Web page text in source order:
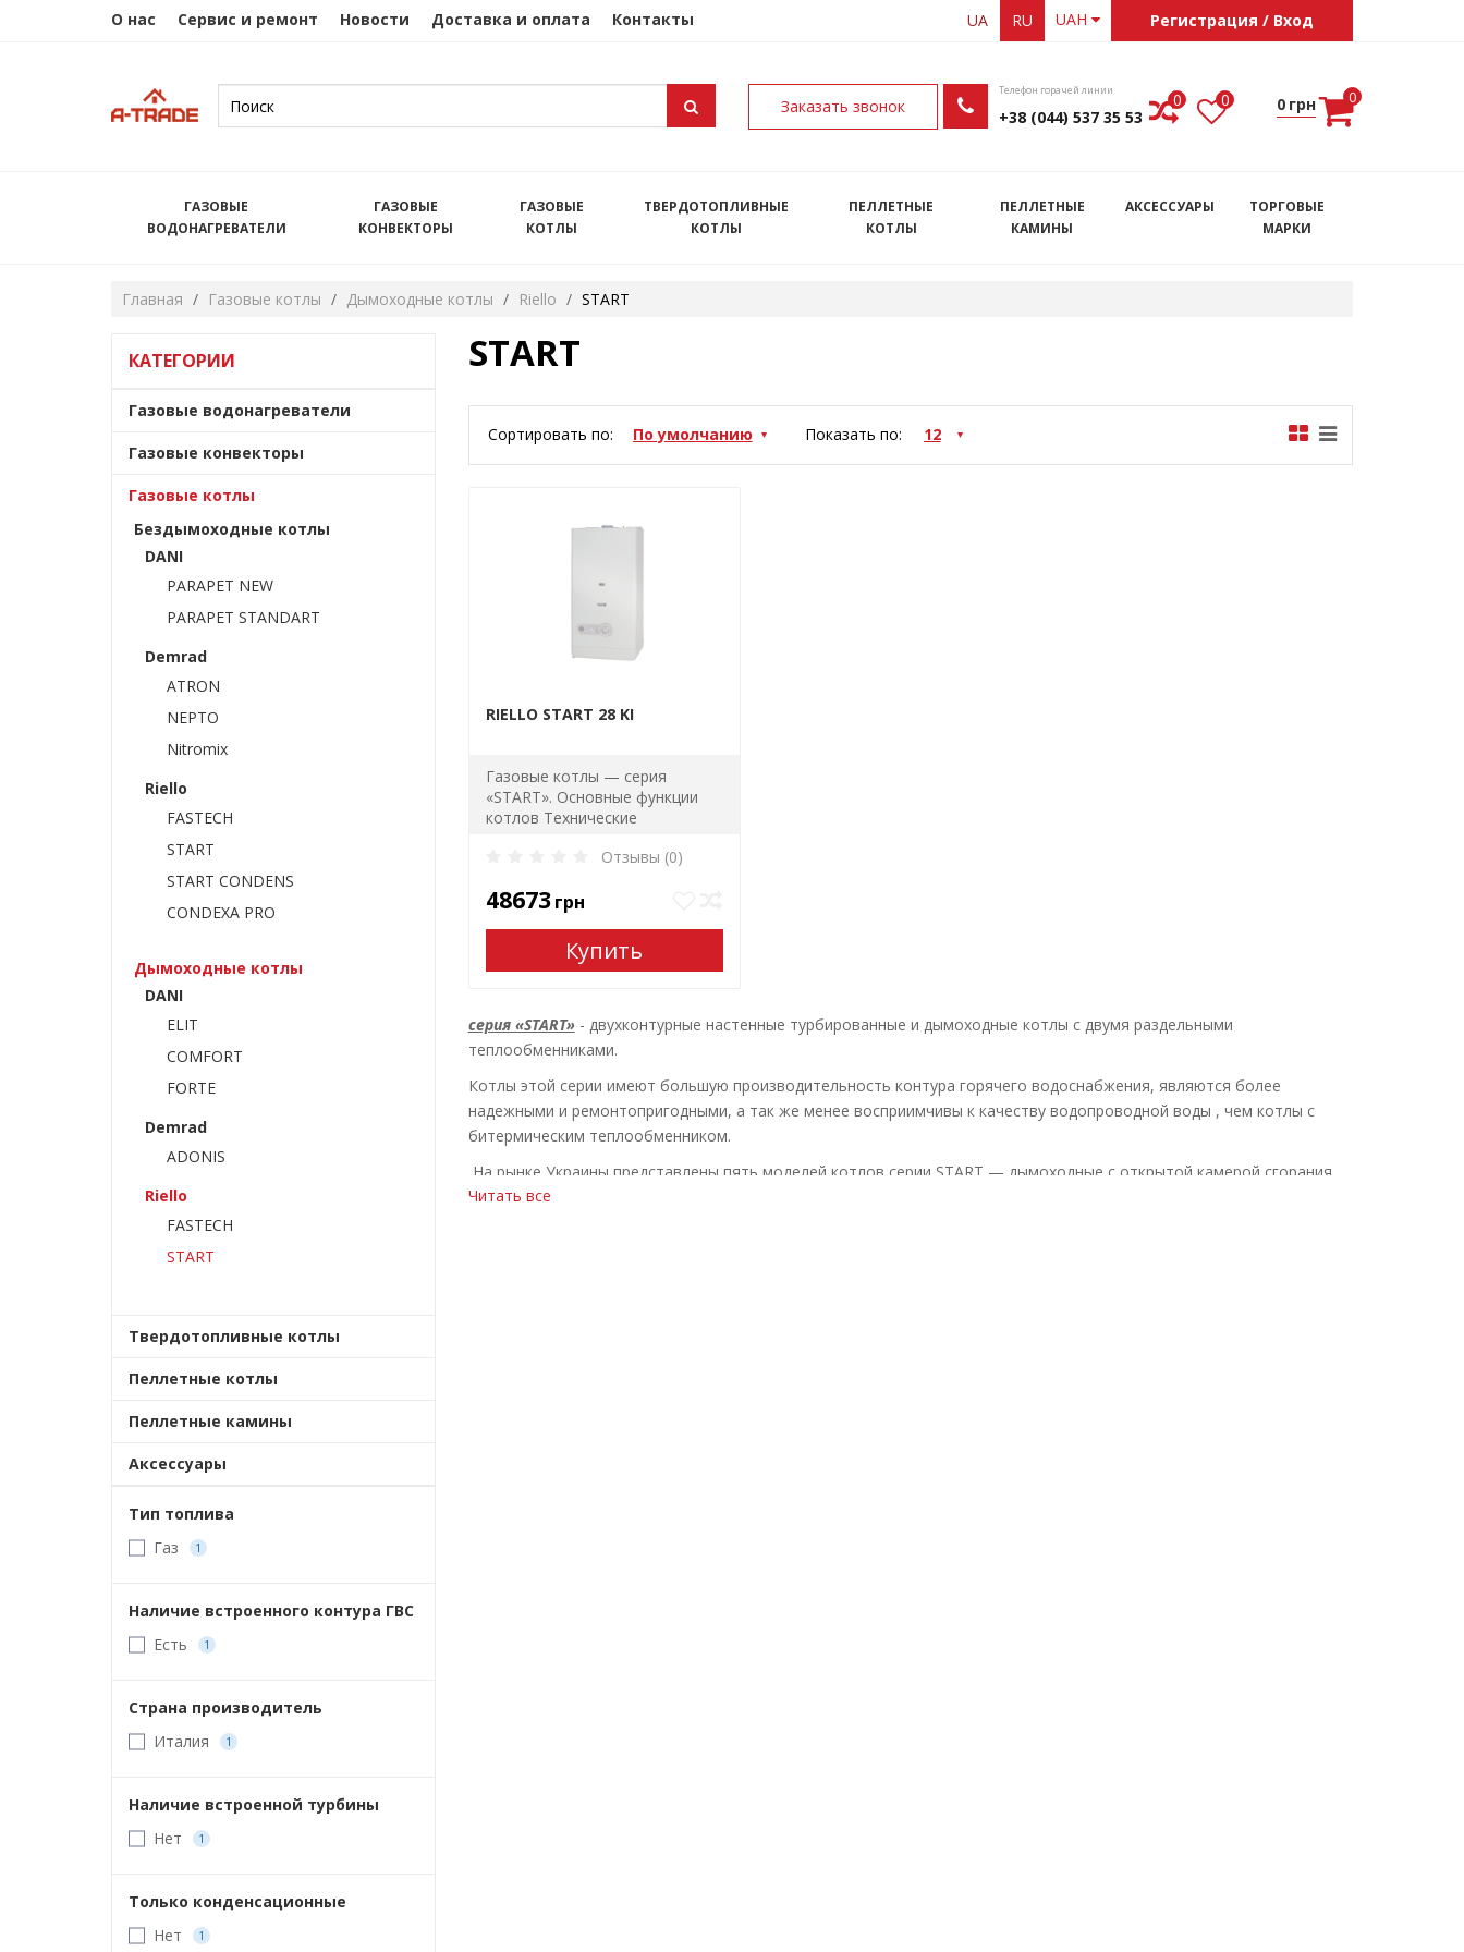
О нас Сервис и ремонт Новости Доставка и оплата Контакты Регистрация / Вход
UAH
RU
UA
Заказать звонок
Телефон горачей линии
+38 (044) 537 35 53
0
0 грн
0 0
ГАЗОВЫЕ
ВОДОНАГРЕВАТЕЛИ
ГАЗОВЫЕ
КОНВЕКТОРЫ
ГАЗОВЫЕ
КОТЛЫ
ТВЕРДОТОПЛИВНЫЕ
КОТЛЫ
ПЕЛЛЕТНЫЕ
КОТЛЫ
ПЕЛЛЕТНЫЕ
КАМИНЫ
АКСЕССУАРЫ
ТОРГОВЫЕ
МАРКИ
Главная Газовые котлы Дымоходные котлы Riello START
КАТЕГОРИИ
Газовые водонагреватели
Газовые конвекторы
Газовые котлы
Бездымоходные котлы
DANI
PARAPET NEW
PARAPET STANDART
Demrad
ATRON
NEPTO
Nitromix
Riello
FASTECH
START
START CONDENS
CONDEXA PRO
Дымоходные котлы
DANI
ELIT
COMFORT
FORTE
Demrad
ADONIS
Riello
FASTECH
START
Твердотопливные котлы
Пеллетные котлы
Пеллетные камины
Аксессуары
Тип топлива
Газ
1
Наличие встроенного контура ГВС
Есть
1
Страна производитель
Италия
1
Наличие встроенной турбины
Нет
1
Только конденсационные
Нет
1
START
Сортировать по: Показать по:
RIELLO START 28 KI
Газовые котлы — серия
«START». Основные функции
котлов Технические
Отзывы (0)
48673 грн
Купить
серия «START»- двухконтурные настенные турбированные и дымоходные котлы с двумя раздельными
теплообменниками.
Котлы этой серии имеют большую производительность контура горячего водоснабжения, являются более
надежными и ремонтопригодными, а так же менее восприимчивы к качеству водопроводной воды , чем котлы с
битермическим теплообменником.
На рынке Украины представлены пять моделей котлов серии START — дымоходные с открытой камерой сгорания
мощностью 24 и 28 кВт., а так же турбированные с закрытой камерой сгорания мощностью 24, 28 ,35 кВт.
Читать все